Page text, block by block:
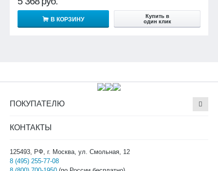
В КОРЗИНУ
Купить в
один клик
ПОКУПАТЕЛЮ
КОНТАКТЫ
125493, РФ, г. Москва, ул. Смольная, 12
8 (495) 255-77-08